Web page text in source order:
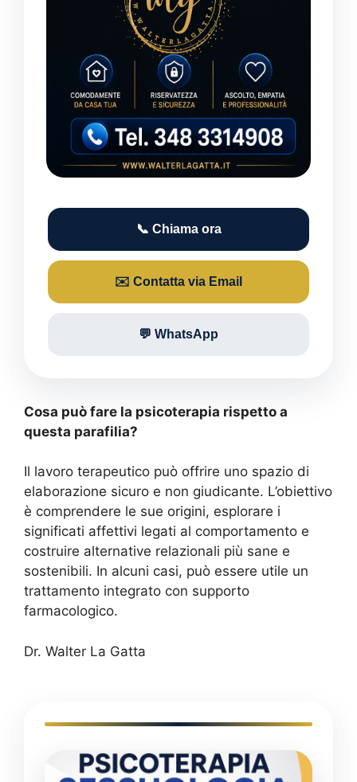
📞 Chiama ora
✉️ Contatta via Email
💬 WhatsApp
Cosa può fare la psicoterapia rispetto a
questa parafilia?
Il lavoro terapeutico può offrire uno spazio di
elaborazione sicuro e non giudicante. L’obiettivo
è comprendere le sue origini, esplorare i
significati affettivi legati al comportamento e
costruire alternative relazionali più sane e
sostenibili. In alcuni casi, può essere utile un
trattamento integrato con supporto
farmacologico.
Dr. Walter La Gatta